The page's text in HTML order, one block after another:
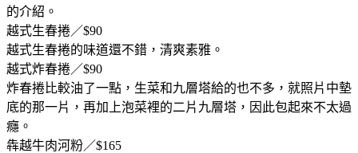
的介紹。
越式生春捲／$90
越式生春捲的味道還不錯，清爽素雅。
越式炸春捲／$90
炸春捲比較油了一點，生菜和九層塔給的也不多，就照片中墊
底的那一片，再加上泡菜裡的二片九層塔，因此包起來不太過
癮。
犇越牛肉河粉／$165